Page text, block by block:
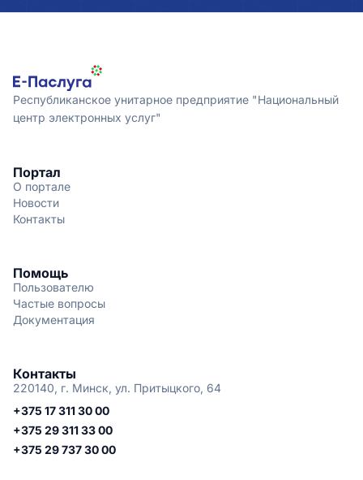
Республиканское унитарное предприятие "Национальный
центр электронных услуг"
Портал
О портале
Новости
Контакты
Помощь
Пользователю
Частые вопросы
Документация
Контакты
220140, г. Минск, ул. Притыцкого, 64
+375 17 311 30 00
+375 29 311 33 00
+375 29 737 30 00